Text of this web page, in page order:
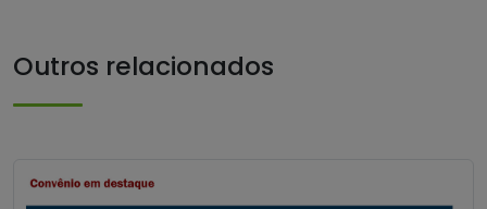
Outros relacionados